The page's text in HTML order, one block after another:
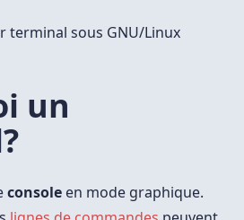
terminal sous GNU/Linux
un
console en mode graphique.